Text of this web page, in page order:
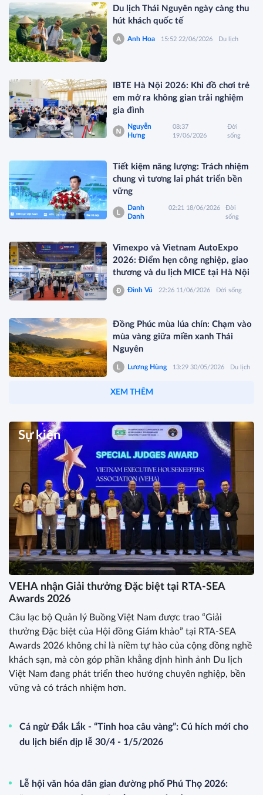
Du lịch Thái Nguyên ngày càng thu
hút khách quốc tế
Anh Hoa 15:52 22/06/2026 Du lịch
IBTE Hà Nội 2026: Khi đồ chơi trẻ
em mở ra không gian trải nghiệm
gia đình
Nguyễn
Hưng
08:37
19/06/2026
Đời
sống
Tiết kiệm năng lượng: Trách nhiệm
chung vì tương lai phát triển bền
vững
Danh
Danh
02:21 18/06/2026
Đời
sống
Vimexpo và Vietnam AutoExpo
2026: Điểm hẹn công nghiệp, giao
thương và du lịch MICE tại Hà Nội
Đình Vũ 22:26 11/06/2026 Đời sống
Đồng Phúc mùa lúa chín: Chạm vào
mùa vàng giữa miền xanh Thái
Nguyên
Lương Hùng 13:29 30/05/2026 Du lịch
XEM THÊM
Sự kiện
VEHA nhận Giải thưởng Đặc biệt tại RTA-SEA
Awards 2026
Câu lạc bộ Quản lý Buồng Việt Nam được trao “Giải
thưởng Đặc biệt của Hội đồng Giám khảo” tại RTA-SEA
Awards 2026 không chỉ là niềm tự hào của cộng đồng nghề
khách sạn, mà còn góp phần khẳng định hình ảnh Du lịch
Việt Nam đang phát triển theo hướng chuyên nghiệp, bền
vững và có trách nhiệm hơn.
Cá ngừ Đắk Lắk - “Tinh hoa câu vàng”: Cú hích mới cho
du lịch biển dịp lễ 30/4 - 1/5/2026
Lễ hội văn hóa dân gian đường phố Phú Thọ 2026: